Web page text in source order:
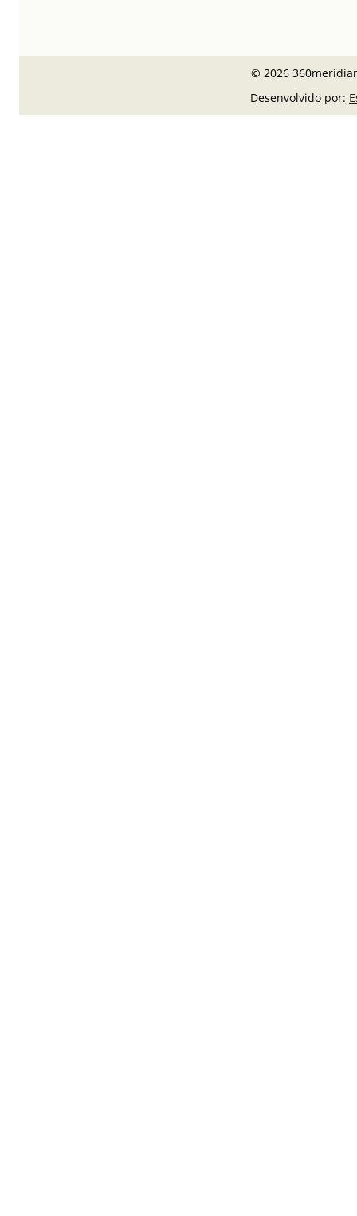
© 2026
Desenvolvido por: